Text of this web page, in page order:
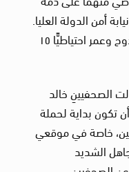
٢٠٢٤ حصر نيابة أمن الدولة العليا.
‏وقد قررت النيابة حبس كل من ممدوح وعمر احتياطيًّا ١٥
الصحفيينِ خالد
بداية لحملة
خاصة في موقعي
الشديد